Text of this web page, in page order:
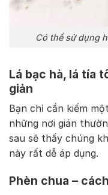
Có thể sử dụng
Lá bạc hà, lá tía
giản
Bạn chỉ cần kiếm
những nơi gián
sau sẽ thấy chúng
này rất dễ áp dụng.
Phèn chua –